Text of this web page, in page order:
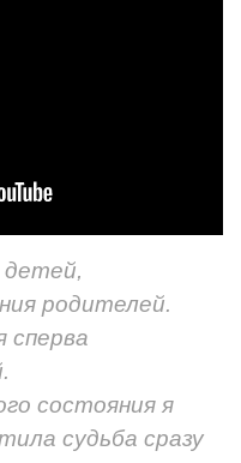
детей,
родителей.
сперва
состояния я
судьба сразу